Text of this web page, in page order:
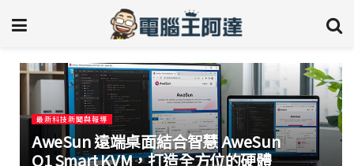
最新科技新聞與報導
AweSun 遠端桌面結合智慧 AweSun
Q1 Smart KVM，打造全方位的硬體